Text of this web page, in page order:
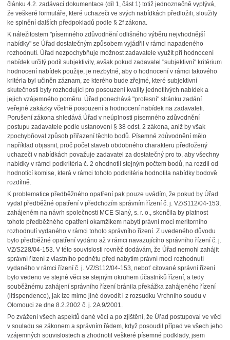
článku 4.2. zadávací dokumentace (díl 1, část 1) totiž jednoznačně vyplývá,
že veškeré formuláře, které uchazeči ve svých nabídkách předložili, sloužily
ke splnění dalších předpokladů podle § 2f zákona.
K náležitostem "písemného zdůvodnění odlišného výběru nejvhodnější
nabídky" se Úřad dostatečným způsobem vyjádřil v rámci napadeného
rozhodnutí. Úřad nezpochybňuje možnost zadavatele využít při hodnocení
nabídek určitý podíl subjektivity, avšak pokud zadavatel "subjektivní" kritérium
hodnocení nabídek použije, je nezbytné, aby o hodnocení v rámci takového
kritéria byl učiněn záznam, ze kterého bude zřejmé, které subjektivní
skutečnosti byly rozhodující pro posouzení kvality jednotlivých nabídek a
jejich vzájemného poměru. Úřad ponechává "profesní" stránku zadání
veřejné zakázky včetně posouzení a hodnocení nabídek na zadavateli.
Porušení zákona shledává Úřad v neúplnosti písemného zdůvodnění
postupu zadavatele podle ustanovení § 38 odst. 2 zákona, aniž by však
zpochybňoval způsob přiřazení těchto bodů. Písemné zdůvodnění mělo
například objasnit, proč počet staveb obdobného charakteru předložený
uchazeči v nabídkách považuje zadavatel za dostatečný pro to, aby všechny
nabídky v rámci podkritéria č. 2 ohodnotil stejným počtem bodů, na rozdíl od
hodnotící komise, která v rámci tohoto podkritéria hodnotila nabídky bodově
rozdílně.
K problematice předběžného opatření pak pouze uvádím, že pokud by Úřad
vydal předběžné opatření v předchozím správním řízení č. j. VZ/S112/04-153,
zahájeném na návrh společnosti MCE Slaný, s. r. o., skončila by platnost
tohoto předběžného opatření okamžikem nabytí právní moci meritorního
rozhodnutí vydaného v rámci tohoto správního řízení. Z uvedeného důvodu
bylo předběžné opatření vydáno až v rámci navazujícího správního řízení č. j.
VZ/S228/04-153. V této souvislosti rovněž dodávám, že Úřad nemohl zahájit
správní řízení z vlastního podnětu před nabytím právní moci rozhodnutí
vydaného v rámci řízení č. j. VZ/S112/04-153, neboť citované správní řízení
bylo vedeno ve stejné věci se stejným okruhem účastníků řízení, a tedy
souběžnému zahájení správního řízení bránila překážka zahájeného řízení
(litispendence), jak lze mimo jiné dovodit i z rozsudku Vrchního soudu v
Olomouci ze dne 8.2.2002 č. j. 2A 9/2001.
Po zvážení všech aspektů dané věci a po zjištění, že Úřad postupoval ve věci
v souladu se zákonem a správním řádem, když posoudil případ ve všech jeho
vzájemných souvislostech a zhodnotil veškeré písemné podklady, jsem